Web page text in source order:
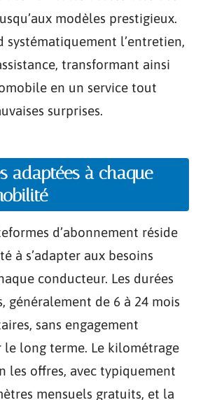
modèles prestigieux.
systématiquement l’entretien,
transformant ainsi
en un service tout
surprises.
adaptées à chaque
d’abonnement réside
à s’adapter aux besoins
conducteur. Les durées
généralement de 6 à 24 mois
sans engagement
long terme. Le kilométrage
les offres, avec typiquement
mensuels gratuits, et la